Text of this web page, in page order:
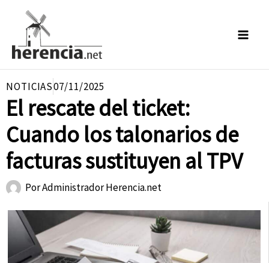
contenido
NOTICIAS07/11/2025
El rescate del ticket:
Cuando los talonarios de
facturas sustituyen al TPV
PorAdministrador Herencia.net